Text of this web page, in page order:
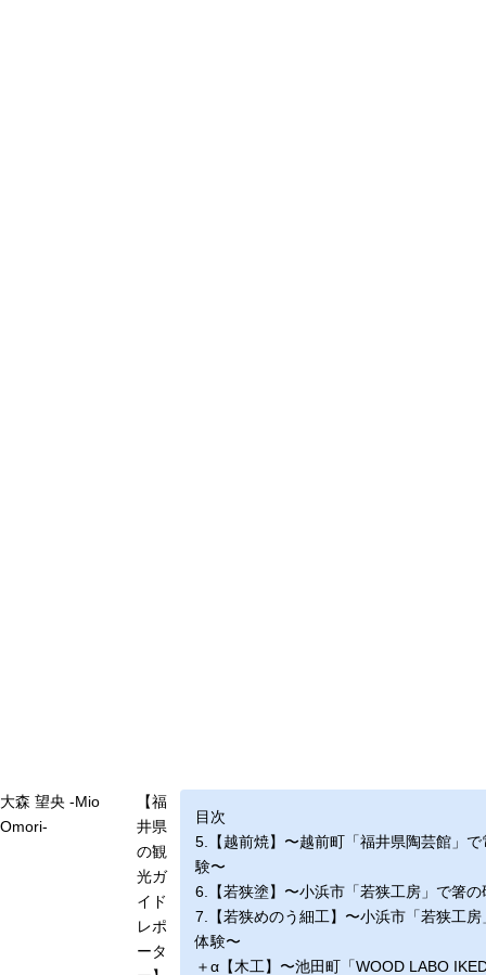
大森 望央 -Mio
Omori-
【福
井県
の観
光ガ
イド
レポ
ータ
目次
5.【越前焼】〜越前町「福井県陶芸館」
験〜
6.【若狭塗】〜小浜市「若狭工房」で箸
7.【若狭めのう細工】〜小浜市「若狭工
体験〜
＋α【木工】〜池田町「WOOD LABO